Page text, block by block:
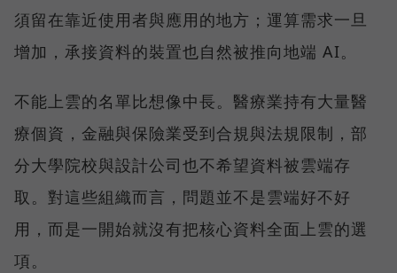
須留在靠近使用者與應用的地方；運算需求一旦
增加，承接資料的裝置也自然被推向地端 AI。
不能上雲的名單比想像中長。醫療業持有大量醫
療個資，金融與保險業受到合規與法規限制，部
分大學院校與設計公司也不希望資料被雲端存
取。對這些組織而言，問題並不是雲端好不好
用，而是一開始就沒有把核心資料全面上雲的選
項。